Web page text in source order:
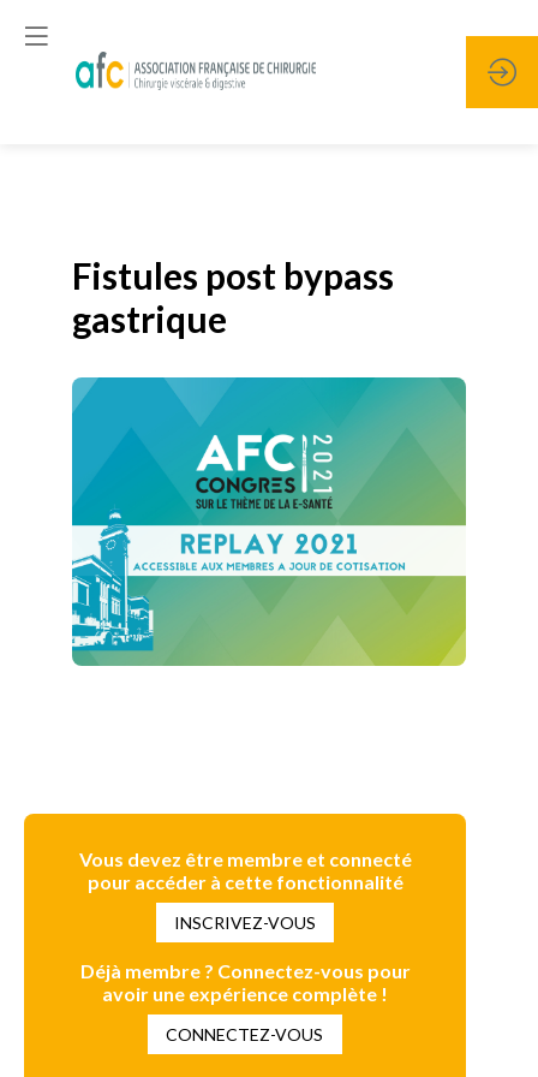
Fistules post bypass
gastrique
Vous devez être membre et connecté
pour accéder à cette fonctionnalité
INSCRIVEZ-VOUS
Déjà membre ? Connectez-vous pour
avoir une expérience complète !
CONNECTEZ-VOUS